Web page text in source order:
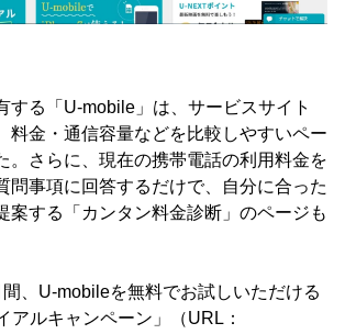
する「U-mobile」は、サービスサイト
料金・通信容量などを比較しやすいペー
。さらに、現在の携帯電話の利用料金を
問事項に回答するだけで、自分に合った
案する「カンタン料金診断」のページも
、U-mobileを無料でお試しいただける
アルキャンペーン」（URL：